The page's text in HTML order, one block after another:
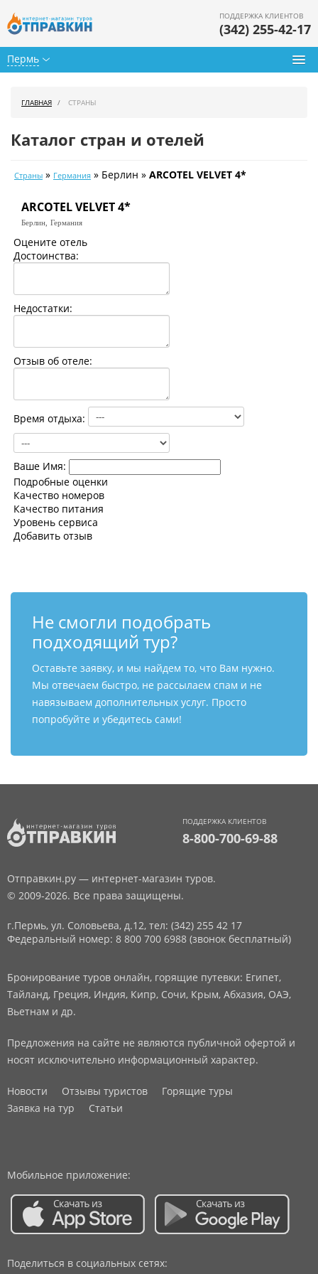
Пермь
ПОДДЕРЖКА КЛИЕНТОВ
(342) 255-42-17
Календарь туров
Цены дня
Страны
ГЛАВНАЯ СТРАНЫ
Каталог стран и отелей
Страны » Германия » Берлин » ARCOTEL VELVET 4*
ARCOTEL VELVET 4*
Берлин, Германия
Оцените отель
Достоинства:
Недостатки:
Отзыв об отеле:
Время отдыха:
Ваше Имя:
Подробные оценки
Качество номеров
Качество питания
Уровень сервиса
Добавить отзыв
Не смогли подобрать
подходящий тур?
Оставьте заявку, и мы найдем то, что Вам нужно.
Мы отвечаем быстро, не рассылаем спам и не
навязываем дополнительных услуг. Просто
попробуйте и убедитесь сами!
ПОДДЕРЖКА КЛИЕНТОВ
8-800-700-69-88
Отправкин.ру — интернет-магазин туров.
© 2009-2026. Все права защищены.
г.Пермь, ул. Соловьева, д.12, тел: (342) 255 42 17
Федеральный номер: 8 800 700 6988 (звонок бесплатный)
Бронирование туров онлайн, горящие путевки: Египет,
Тайланд, Греция, Индия, Кипр, Сочи, Крым, Абхазия, ОАЭ,
Вьетнам и др.
Предложения на сайте не являются публичной офертой и
носят исключительно информационный характер.
Новости Отзывы туристов
Горящие туры
Заявка на тур
Статьи
Мобильное приложение:
Поделиться в социальных сетях: